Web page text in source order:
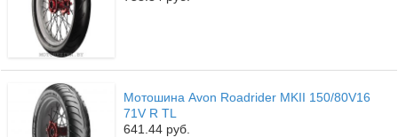
Мотошина Avon Roadrider MKII 150/80V16
71V R TL
641.44 руб.